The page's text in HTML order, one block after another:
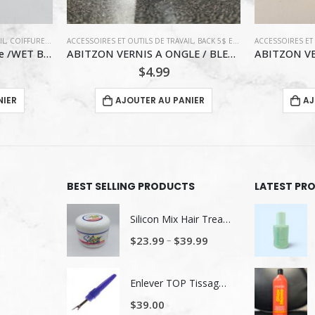
, BACK 5$ ET MOINS ,MAQUILLAGE / VERNIS À ONGLE, VERNIS ABITZON
ABITZON VERNIS A ONGLE / BLEU-LAVENDE
ACCESSOIRES ET OUTILS DE TRAVAIL, BACK 5$ ET MOINS ,
ABITZON VERNIS A ONGLES / JAUNE
$4.99
AJOUTER AU PANIER
ACCESSOIRES
VAGA
BEST SELLING PRODUCTS
Silicon Mix Hair Treatment
$23.99 – $39.99
Enlever TOP Tissage/ Lavage de tête
$39.00
LATEST